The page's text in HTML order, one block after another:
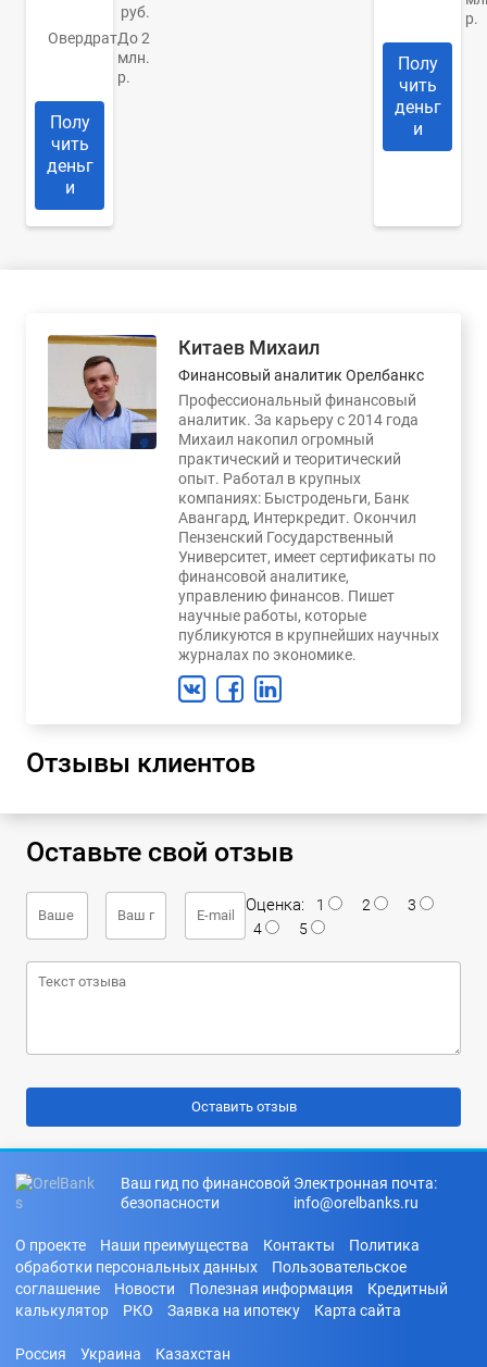
руб.
ОвердратДо 2
млн.
р.
Полу
чить
деньг
и
р.
Полу
чить
деньг
и
Китаев Михаил
Финансовый аналитик Орелбанкс
Профессиональный финансовый
аналитик. За карьеру с 2014 года
Михаил накопил огромный
практический и теоритический
опыт. Работал в крупных
компаниях: Быстроденьги, Банк
Авангард, Интеркредит. Окончил
Пензенский Государственный
Университет, имеет сертификаты по
финансовой аналитике,
управлению финансов. Пишет
научные работы, которые
публикуются в крупнейших научных
журналах по экономике.
Отзывы клиентов
Оставьте свой отзыв
Оценка: 1 2
3
4
5
Ваш гид по финансовой
безопасности
Электронная почта:
info@orelbanks.ru
О проекте Наши преимущества Контакты
Политика
обработки персональных данных
Пользовательское
соглашение
Новости Полезная информация
Кредитный
калькулятор
РКО Заявка на ипотеку Карта сайта
Россия Украина Казахстан